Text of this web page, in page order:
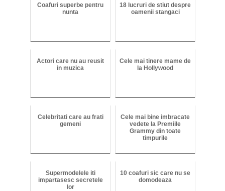
Coafuri superbe pentru
nunta
18 lucruri de stiut despre
oamenii stangaci
Actori care nu au reusit
in muzica
Cele mai tinere mame de
la Hollywood
Celebritati care au frati
gemeni
Cele mai bine imbracate
vedete la Premiile
Grammy din toate
timpurile
Supermodelele iti
impartasesc secretele
lor
10 coafuri sic care nu se
domodeaza